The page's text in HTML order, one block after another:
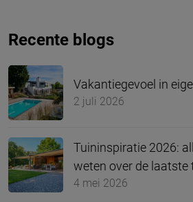
Recente blogs
Vakantiegevoel in
2 juli 2026
Tuininspiratie 2026:
weten over de laatste
4 mei 2026